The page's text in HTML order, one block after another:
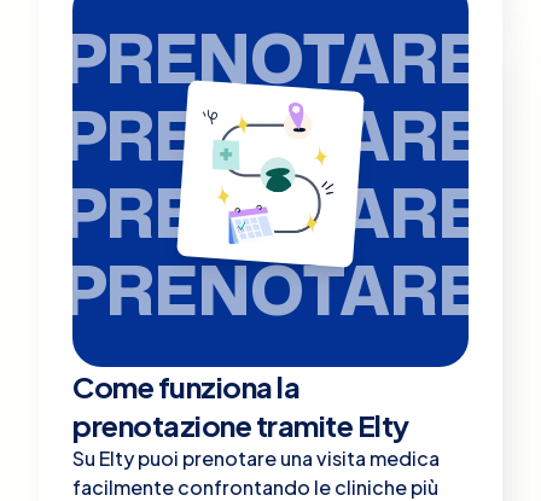
PRENOTARE
PRENOTARE
PRENOTARE
PRENOTARE
Come funziona la
prenotazione tramite Elty
Su Elty puoi prenotare una visita medica
facilmente confrontando le cliniche più